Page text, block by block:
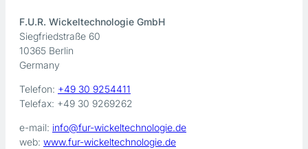
F.U.R. Wickeltechnologie GmbH
Siegfriedstraße 60
10365 Berlin
Germany
Telefon: +49 30 9254411
Telefax: +49 30 9269262
e-mail: info@fur-wickeltechnologie.de
web: www.fur-wickeltechnologie.de